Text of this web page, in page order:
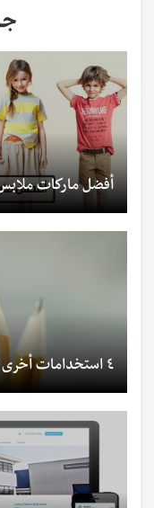
أفضل ماركات
٤ استخدامات أخرى لقلم الرصاص غير الكتابة!